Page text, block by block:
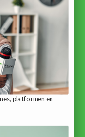
platformen en